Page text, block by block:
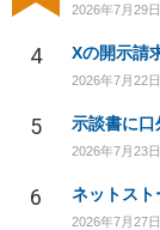
2026年7月29日
4
2026年7月22日
5 示談書に口
2026年7月23日
6 ネットスト
2026年7月27日